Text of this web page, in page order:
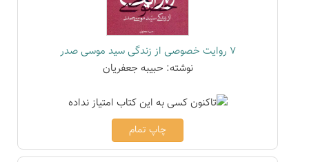
7 روایت خصوصی از زندگی سید موسی صدر
نوشته: حبیبه جعفریان
چاپ تمام